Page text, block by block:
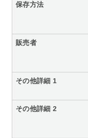
保存方法
販売者
その他詳細 1
その他詳細 2